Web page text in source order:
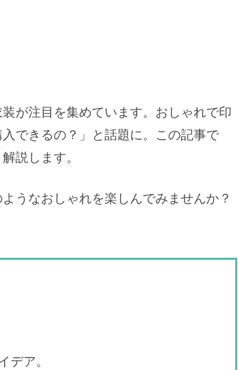
が注目を集めています。おしゃれで印
できるの？」と話題に。この記事で
説します。
うなおしゃれを楽しんでみませんか？
デア。